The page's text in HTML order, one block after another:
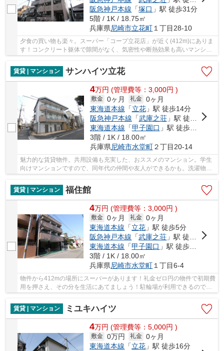
阪急神戸本線 「塚口 」駅 徒歩31分
5階 / 1K / 18.75㎡
兵庫県尼崎市立花町 １丁目28-10
夕食の買い物も楽々。スーパー「コープ立花店」が近く(412m)にありま
す！コンクリート躯体で隙間がなく、気密性や断熱効果も高いマンショ
賃貸 | マンション
サンハイツ立花
4万円 (管理費等：3,000円 )
敷金 0ヶ月 礼金 0ヶ月
東海道本線 「立花」駅 徒歩14分
阪急神戸本線 「武庫之荘」駅 徒歩16分
東海道本線 「甲子園口 」駅 徒歩27分
3階 / 1K / 18.00㎡
兵庫県尼崎市水堂町２丁目20-14
魅力的な賃貸物件。共用設備も充実した、おススメのマンション。学生
向けマンションですので、同年代の仲間や友人ができるかも。洗濯物や
布団を干すのにも活躍するバルコニー付きの物...
賃貸 | マンション
福住館
4万円 (管理費等：3,000円 )
敷金 0ヶ月 礼金 0ヶ月
東海道本線 「立花 」駅 徒歩5分
阪急神戸本線 「武庫之荘 」駅 徒歩15分
東海道本線 「甲子園口 」駅 徒歩34分
3階 / 1K / 18.00㎡
兵庫県尼崎市水堂町 １丁目6-4
物件から412mの場所にスーパーがあります！礼金ゼロ円の物件で初期費
用を押さえ、その分を生活にあてましょう！駐輪場が利用できるので自
転車の管理も楽です！お手入れが簡単なフロー...
賃貸 | マンション
ミユキハイツ
4万円 (管理費等：5,000円 )
敷金 0万円 礼金 0ヶ月
東海道本線 「立花 」駅 徒歩16分